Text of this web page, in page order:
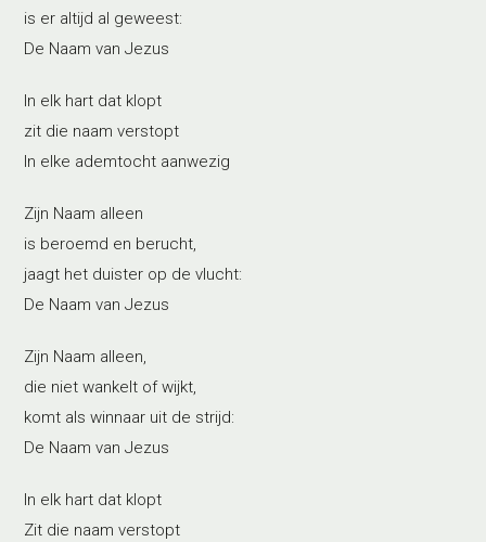
is er altijd al geweest:
De Naam van Jezus
In elk hart dat klopt
zit die naam verstopt
In elke ademtocht aanwezig
Zijn Naam alleen
is beroemd en berucht,
jaagt het duister op de vlucht:
De Naam van Jezus
Zijn Naam alleen,
die niet wankelt of wijkt,
komt als winnaar uit de strijd:
De Naam van Jezus
In elk hart dat klopt
Zit die naam verstopt